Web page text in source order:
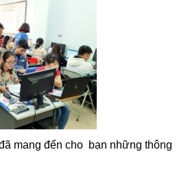
mang đến cho bạn những thông